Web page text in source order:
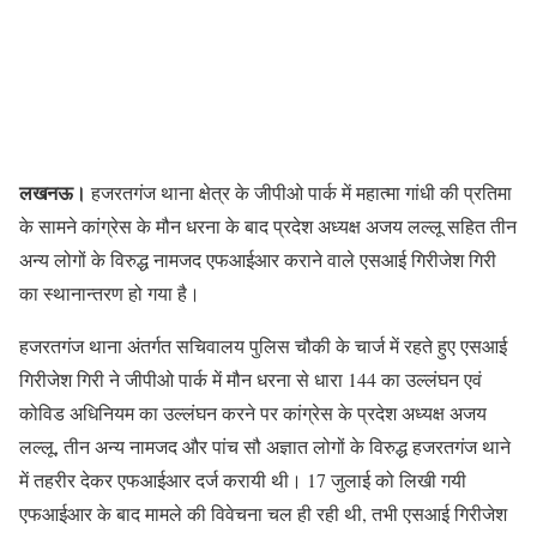
लखनऊ। हजरतगंज थाना क्षेत्र के जीपीओ पार्क में महात्मा गांधी की प्रतिमा
के सामने कांग्रेस के मौन धरना के बाद प्रदेश अध्यक्ष अजय लल्लू सहित तीन
अन्य लोगों के विरुद्ध नामजद एफआईआर कराने वाले एसआई गिरीजेश गिरी
का स्थानान्तरण हो गया है।
हजरतगंज थाना अंतर्गत सचिवालय पुलिस चौकी के चार्ज में रहते हुए एसआई
गिरीजेश गिरी ने जीपीओ पार्क में मौन धरना से धारा 144 का उल्लंघन एवं
कोविड अधिनियम का उल्लंघन करने पर कांग्रेस के प्रदेश अध्यक्ष अजय
लल्लू, तीन अन्य नामजद और पांच सौ अज्ञात लोगों के विरुद्ध हजरतगंज थाने
में तहरीर देकर एफआईआर दर्ज करायी थी। 17 जुलाई को लिखी गयी
एफआईआर के बाद मामले की विवेचना चल ही रही थी, तभी एसआई गिरीजेश